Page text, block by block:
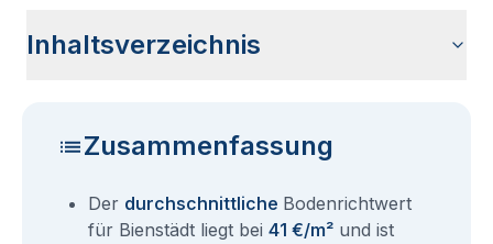
Inhaltsverzeichnis
Zusammenfassung
Der durchschnittliche Bodenrichtwert
für Bienstädt liegt bei 41 €/m² und ist